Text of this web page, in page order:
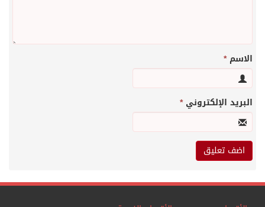
الاسم*
البريد الإلكتروني*